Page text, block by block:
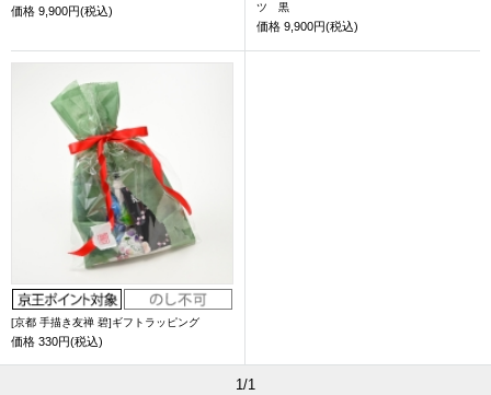
価格 9,900円(税込) ツ 黒
価格 9,900円(税込)
[京都 手描き友禅 碧]ギフトラッピング
価格 330円(税込)
1/1